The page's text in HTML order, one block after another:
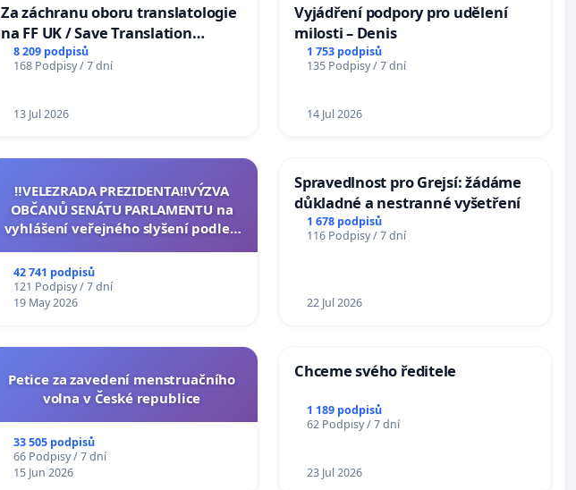
Za záchranu oboru translatologie
na FF UK / Save Translation
Studies at the Faculty of Arts,
Charles University
8 209 podpisů
168 Podpisy / 7 dní
13 Jul 2026
Vyjádření podpory pro udělení
milosti – Denis
1 753 podpisů
135 Podpisy / 7 dní
14 Jul 2026
‼️VELEZRADA PREZIDENTA‼️VÝZVA
OBČANŮ SENÁTU PARLAMENTU na
vyhlášení veřejného slyšení podle §
na přijetí usnesení k podání ústavní
žaloby na prezidenta republiky
42 741 podpisů
121 Podpisy / 7 dní
19 May 2026
Spravedlnost pro Grejsí: žádáme
důkladné a nestranné vyšetření
1 678 podpisů
116 Podpisy / 7 dní
22 Jul 2026
Petice za zavedení menstruačního
volna v České republice
33 505 podpisů
66 Podpisy / 7 dní
15 Jun 2026
Chceme svého ředitele
1 189 podpisů
62 Podpisy / 7 dní
23 Jul 2026